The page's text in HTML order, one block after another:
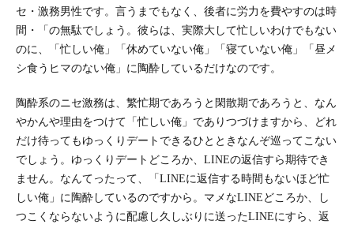
セ・激務男性です。言うまでもなく、後者に労力を費やすのは時
間・「の無駄でしょう。彼らは、実際大して忙しいわけでもない
のに、「忙しい俺」「休めていない俺」「寝ていない俺」「昼メ
シ食うヒマのない俺」に陶酔しているだけなのです。
陶酔系のニセ激務は、繁忙期であろうと閑散期であろうと、なん
やかんや理由をつけて「忙しい俺」でありつづけますから、どれ
だけ待ってもゆっくりデートできるひとときなんぞ巡ってこない
でしょう。ゆっくりデートどころか、LINEの返信すら期待でき
ません。なんてったって、「LINEに返信する時間もないほど忙
しい俺」に陶酔しているのですから。マメなLINEどころか、し
つこくならないように配慮し久しぶりに送ったLINEにすら、返